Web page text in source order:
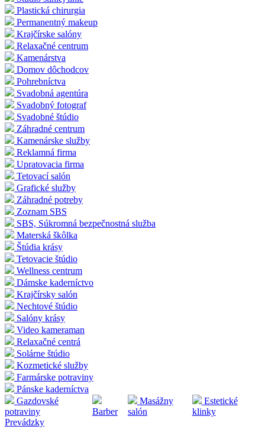
Plastická chirurgia
Permanentný makeup
Krajčírske salóny
Relaxačné centrum
Kamenárstva
Domov dôchodcov
Pohrebníctva
Svadobná agentúra
Svadobný fotograf
Svadobné štúdio
Záhradné centrum
Kamenárske služby
Reklamná firma
Upratovacia firma
Tetovací salón
Grafické služby
Záhradné potreby
Zoznam SBS
SBS, Súkromná bezpečnostná služba
Materská škôlka
Štúdia krásy
Tetovacie štúdio
Wellness centrum
Dámske kaderníctvo
Krajčírsky salón
Nechtové štúdio
Salóny krásy
Video kameraman
Relaxačné centrá
Solárne štúdio
Kozmetické služby
Farmárske potraviny
Pánske kaderníctva
Gazdovské
potraviny
Barber
Masážny
salón
Estetické
klinky
Prevádzky